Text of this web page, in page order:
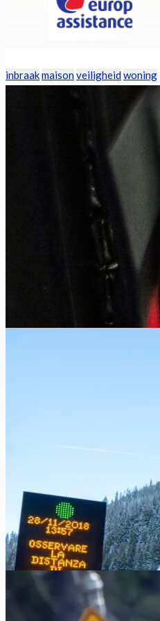
inbraakmaison veiligheid woning